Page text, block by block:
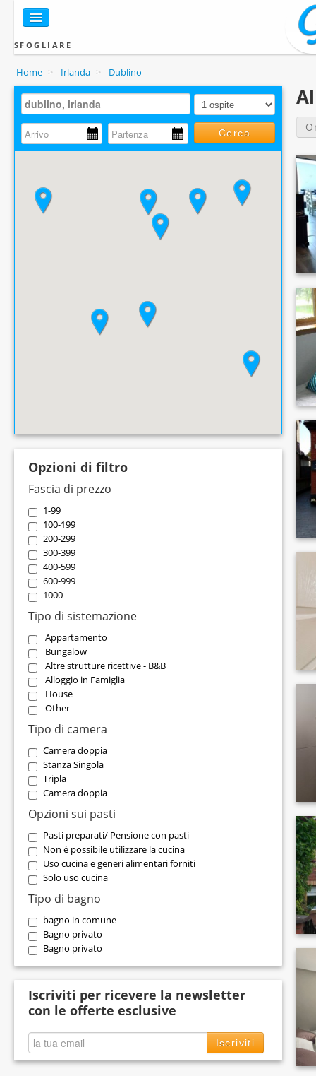
SFOGLIARE
Home > Irlanda > Dublino
Cerca
Opzioni di filtro
Fascia di prezzo
1-99
100-199
200-299
300-399
400-599
600-999
1000-
Tipo di sistemazione
Appartamento
Bungalow
Altre strutture ricettive - B&B
Alloggio in Famiglia
House
Other
Tipo di camera
Camera doppia
Stanza Singola
Tripla
Camera doppia
Opzioni sui pasti
Pasti preparati/ Pensione con pasti
Non è possibile utilizzare la cucina
Uso cucina e generi alimentari forniti
Solo uso cucina
Tipo di bagno
bagno in comune
Bagno privato
Bagno privato
Iscriviti per ricevere la newsletter
con le offerte esclusive
Iscriviti